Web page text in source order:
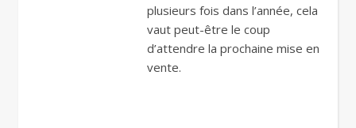
plusieurs fois dans l’année, cela
vaut peut-être le coup
d’attendre la prochaine mise en
vente.